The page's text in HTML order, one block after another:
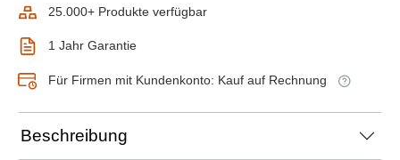
25.000+ Produkte verfügbar
1 Jahr Garantie
Für Firmen mit Kundenkonto: Kauf auf Rechnung
Beschreibung